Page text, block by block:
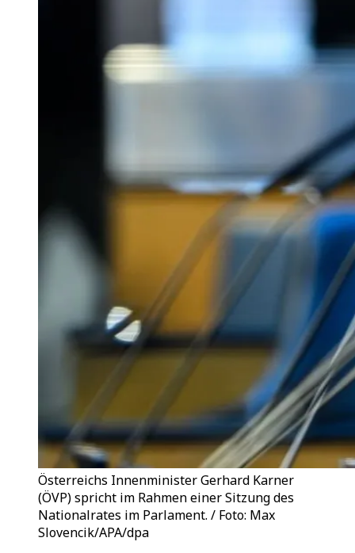
Österreichs Innenminister Gerhard Karner
(ÖVP) spricht im Rahmen einer Sitzung des
Nationalrates im Parlament. / Foto: Max
Slovencik/APA/dpa